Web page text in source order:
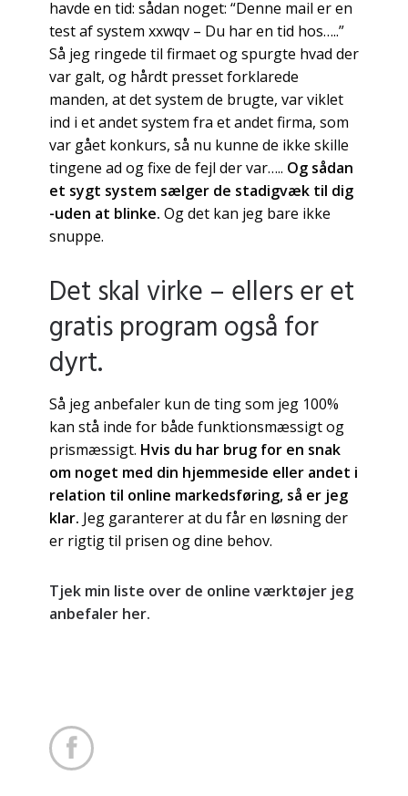
havde en tid: sådan noget: “Denne mail er en
test af system xxwqv – Du har en tid hos…..”
Så jeg ringede til firmaet og spurgte hvad der
var galt, og hårdt presset forklarede
manden, at det system de brugte, var viklet
ind i et andet system fra et andet firma, som
var gået konkurs, så nu kunne de ikke skille
tingene ad og fixe de fejl der var….. Og sådan
et sygt system sælger de stadigvæk til dig
-uden at blinke. Og det kan jeg bare ikke
snuppe.
Det skal virke – ellers er et
gratis program også for
dyrt.
Så jeg anbefaler kun de ting som jeg 100%
kan stå inde for både funktionsmæssigt og
prismæssigt. Hvis du har brug for en snak
om noget med din hjemmeside eller andet i
relation til online markedsføring, så er jeg
klar. Jeg garanterer at du får en løsning der
er rigtig til prisen og dine behov.
Tjek min liste over de online værktøjer jeg
anbefaler her.
